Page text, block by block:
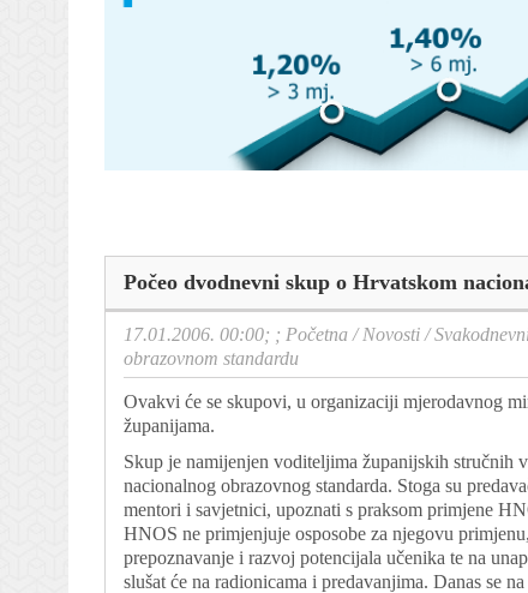
Počeo dvodnevni skup o Hrvatskom
17.01.2006. 00:00; ; Početna /Novosti /
obrazovnom standardu
Ovakvi će se skupovi, u organizaciji mjerodavnog
županijama.
Skup je namijenjen voditeljima županijskih stručnih
nacionalnog obrazovnog standarda. Stoga su
mentori i savjetnici, upoznati s praksom primjene
HNOS ne primjenjuje osposobe za njegovu
prepoznavanje i razvoj potencijala učenika te na
slušat će na radionicama i predavanjima. Danas se